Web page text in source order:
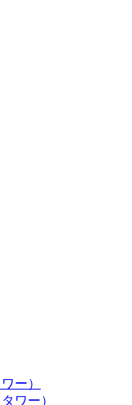
ー）
ワー）